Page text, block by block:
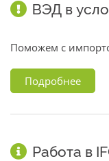
ВЭД в
Поможем с
Подробнее
Работа в